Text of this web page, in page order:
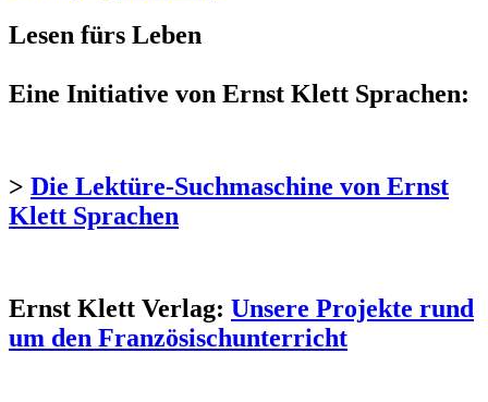
Lesen fürs Leben
Eine Initiative von Ernst Klett Sprachen:
> Die Lektüre-Suchmaschine von Ernst
Klett Sprachen
Ernst Klett Verlag: Unsere Projekte rund
um den Französischunterricht